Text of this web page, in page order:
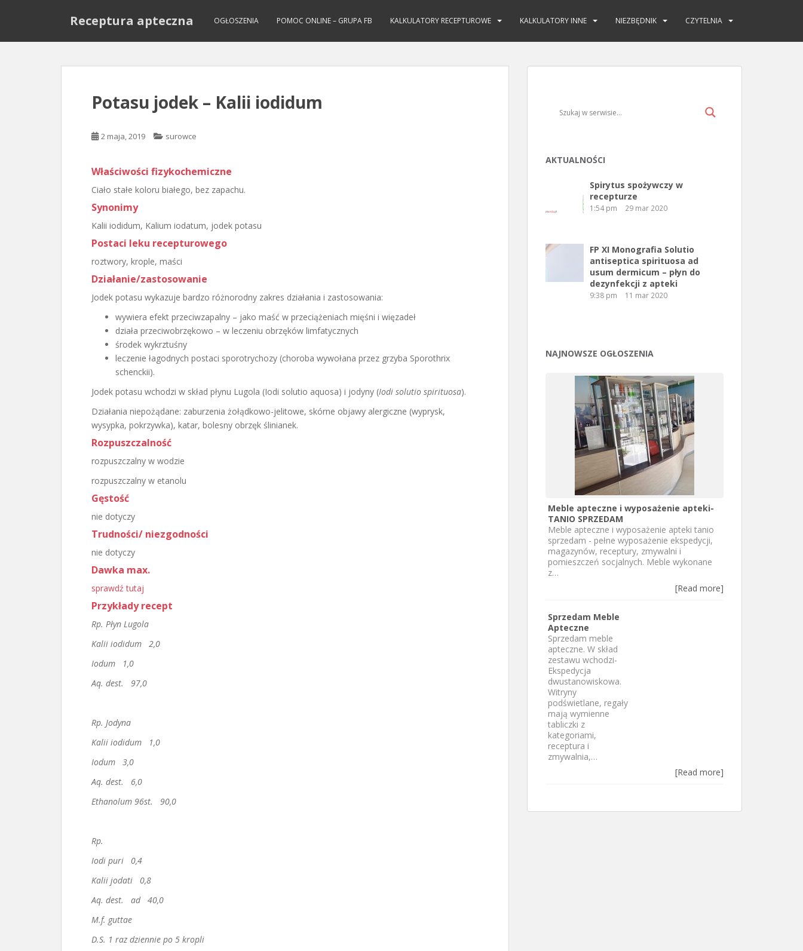
Receptura apteczna OGŁOSZENIA POMOC ONLINE – GRUPA FB KALKULATORY RECEPTUROWE KALKULATORY INNE NIEZBĘDNIK CZYTELNIA
Potasu jodek – Kalii iodidum
2 maja, 2019 surowce
Właściwości fizykochemiczne
Ciało stałe koloru białego, bez zapachu.
Synonimy
Kalii iodidum, Kalium iodatum, jodek potasu
Postaci leku recepturowego
roztwory, krople, maści
Działanie/zastosowanie
Jodek potasu wykazuje bardzo różnorodny zakres działania i zastosowania:
wywiera efekt przeciwzapalny – jako maść w przeciążeniach mięśni i więzadeł
działa przeciwobrzękowo – w leczeniu obrzęków limfatycznych
środek wykrztuśny
leczenie łagodnych postaci sporotrychozy (choroba wywołana przez grzyba Sporothrix
schenckii).
Jodek potasu wchodzi w skład płynu Lugola (Iodi solutio aquosa) i jodyny (Iodi solutio spirituosa).
Działania niepożądane: zaburzenia żołądkowo-jelitowe, skórne objawy alergiczne (wyprysk,
wysypka, pokrzywka), katar, bolesny obrzęk ślinianek.
Rozpuszczalność
rozpuszczalny w wodzie
rozpuszczalny w etanolu
Gęstość
nie dotyczy
Trudności/ niezgodności
nie dotyczy
Dawka max.
sprawdź tutaj
Przykłady recept
Rp. Płyn Lugola
Kalii iodidum 2,0
Iodum 1,0
Aq. dest. 97,0
Rp. Jodyna
Kalii iodidum 1,0
Iodum 3,0
Aq. dest. 6,0
Ethanolum 96st. 90,0
Rp.
Iodi puri 0,4
Kalii jodati 0,8
Aq. dest. ad 40,0
M.f. guttae
D.S. 1 raz dziennie po 5 kropli
AKTUALNOŚCI
Spirytus spożywczy w
recepturze
1:54 pm 29 mar 2020
FP XI Monografia Solutio
antiseptica spirituosa ad
usum dermicum – płyn do
dezynfekcji z apteki
9:38 pm 11 mar 2020
NAJNOWSZE OGŁOSZENIA
Meble apteczne i wyposażenie apteki-
TANIO SPRZEDAM
Meble apteczne i wyposażenie apteki tanio
sprzedam - pełne wyposażenie ekspedycji,
magazynów, receptury, zmywalni i
pomieszczeń socjalnych. Meble wykonane
z…
[Read more]
Sprzedam Meble
Apteczne
Sprzedam meble
apteczne. W skład
zestawu wchodzi-
Ekspedycja
dwustanowiskowa.
Witryny
podświetlane, regały
mają wymienne
tabliczki z
kategoriami,
receptura i
zmywalnia,…
[Read more]